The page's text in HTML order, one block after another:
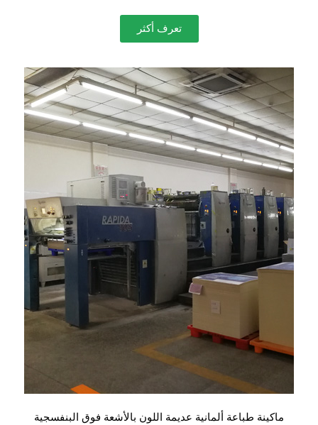
تعرف أكثر
ماكينة طباعة ألمانية عديمة اللون بالأشعة فوق البنفسجية